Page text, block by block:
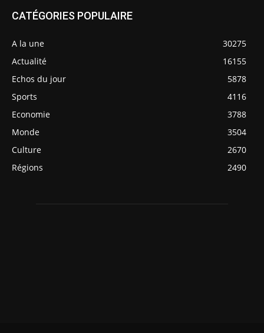
CATÉGORIES POPULAIRE
A la une
30275
Actualité
16155
Echos du jour
5878
Sports
4116
Economie
3788
Monde
3504
Culture
2670
Régions
2490